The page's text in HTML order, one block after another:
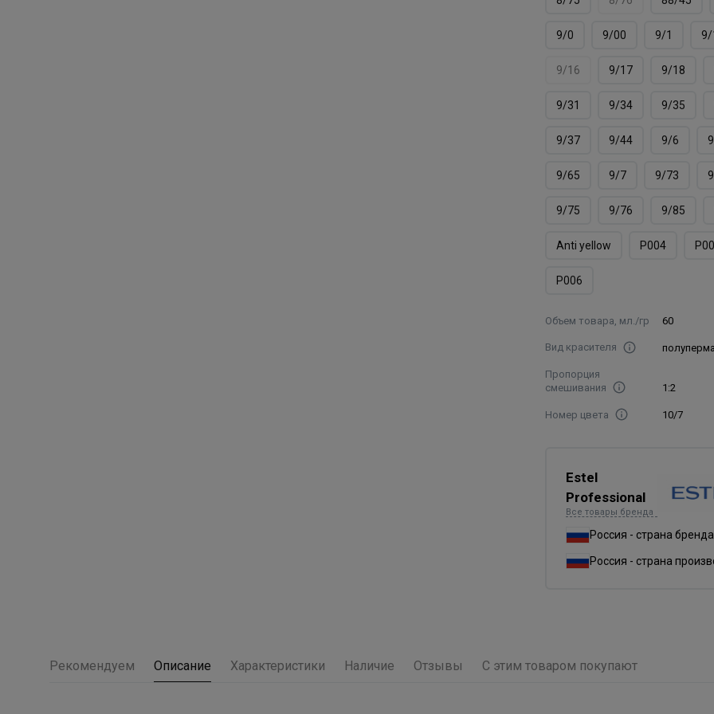
9/0 9/00 9/1 9/
9/16 9/17 9/18
9/31 9/34 9/35
9/37 9/44 9/6
9/65 9/7 9/73
9/75 9/76 9/85
Аnti yellow Р004
Р006
Объем товара, мл./гр 60
Вид красителя
Пропорция
смешивания
1:2
Номер цвета 10/7
Estel
Professional
Все товары бренда
Россия - страна бренда
Россия - страна
Рекомендуем Описание Характеристики Наличие Отзывы С этим товаром покупают